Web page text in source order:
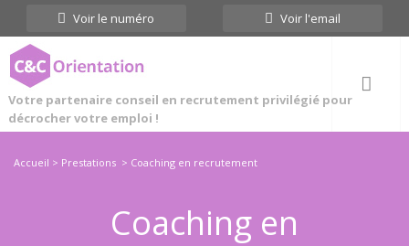
Voir le numéro Voir l'email
Votre partenaire conseil en recrutement privilégié pour
décrocher votre emploi !
Accueil > Prestations > Coaching en recrutement
Coaching en
Cookies management panel